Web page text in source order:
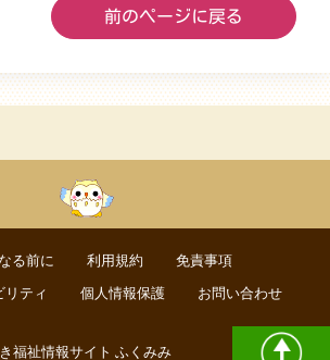
前のページに戻る
る前に 利用規約
免責事項
リティ
個人情報保護 お問い合わせ
福祉情報サイト ふくみみ